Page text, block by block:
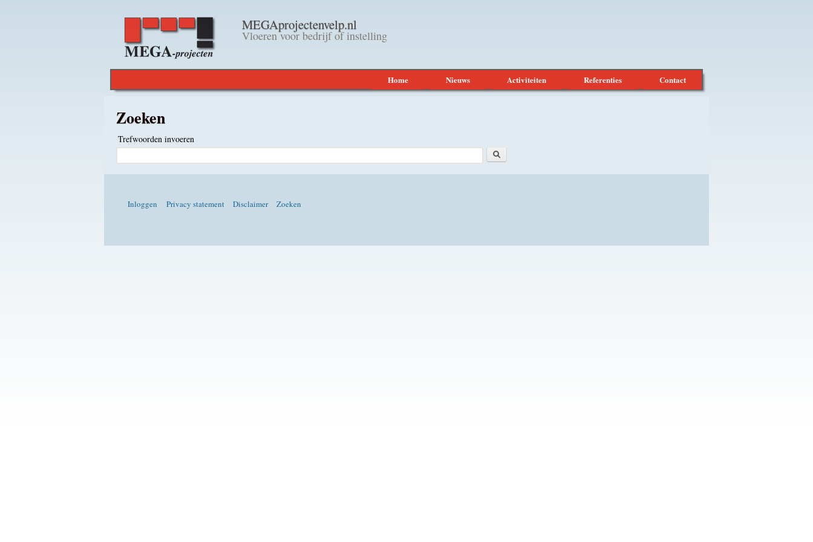
MEGAprojectenvelp.nl
Vloeren voor bedrijf of instelling
Home Nieuws Activiteiten Referenties Contact
Zoeken
Trefwoorden invoeren
Inloggen Privacy statement Disclaimer Zoeken